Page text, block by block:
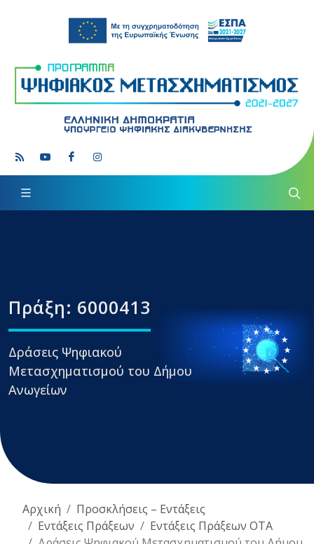
Πράξη: 6000413
Δράσεις Ψηφιακού
Μετασχηματισμού του Δήμου
Ανωγείων
Αρχική
Προσκλήσεις – Εντάξεις
Εντάξεις Πράξεων
Εντάξεις Πράξεων ΟΤΑ